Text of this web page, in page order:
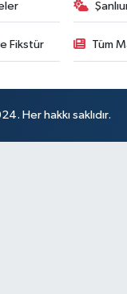
Fikstür Tüm
Her hakkı saklıdır.